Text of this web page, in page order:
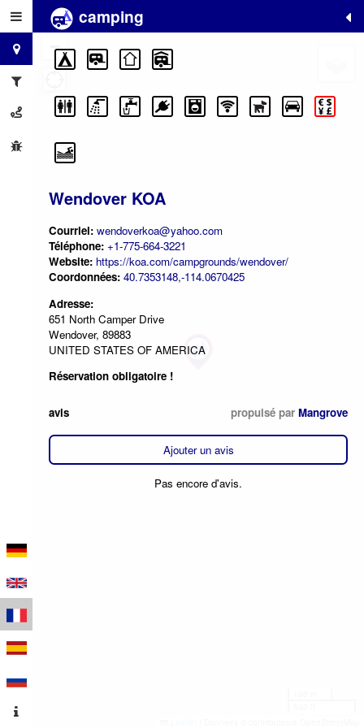
camping
Wendover KOA
Courriel: wendoverkoa@yahoo.com
Téléphone: +1-775-664-3221
Website: https://koa.com/campgrounds/wendover/
Coordonnées: 40.7353148,-114.0670425
Adresse:
651 North Camper Drive
Wendover, 89883
UNITED STATES OF AMERICA
Réservation obligatoire !
avis propulsé par Mangrove
Ajouter un avis
Pas encore d'avis.
+
−